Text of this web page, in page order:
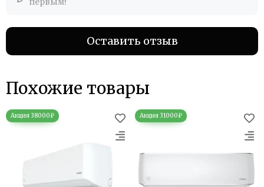
Оставить отзыв
Похожие товары